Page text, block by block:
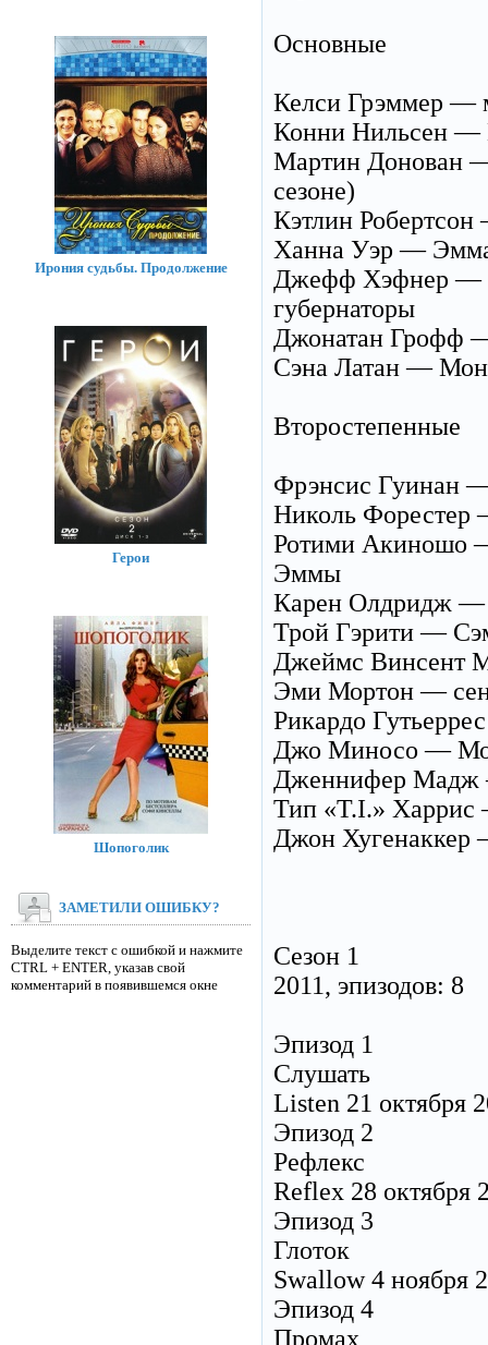
Основные
Келси Грэммер —
Конни Нильсен —
Мартин Донован —
сезоне)
Кэтлин
Ханна Уэр —
Джефф Хэфнер —
губернаторы
Джонатан Грофф
Сэна Латан —
Второстепенные
Фрэнсис Гуинан
Николь Форестер
Ротими Акиношо
Эммы
Карен Олдридж —
Трой Гэрити —
Джеймс Винсент
Эми Мортон —
Рикардо
Джо Миносо —
Дженнифер Мадж
Тип «T.I.» Харрис
Джон Хугенаккер
Сезон 1
2011, эпизодов: 8
Эпизод 1
Слушать
Listen 21 октября
Эпизод 2
Рефлекс
Reflex 28 октября
Эпизод 3
Глоток
Swallow 4 ноября
Эпизод 4
Промах
Ирония судьбы. Продолжение
Герои
Шопоголик
ЗАМЕТИЛИ ОШИБКУ?
Выделите текст с ошибкой и нажмите
CTRL + ENTER, указав свой
комментарий в появившемся окне